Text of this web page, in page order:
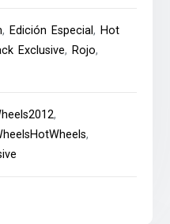
, Edición Especial, Hot
Exclusive, Rojo,
,
,